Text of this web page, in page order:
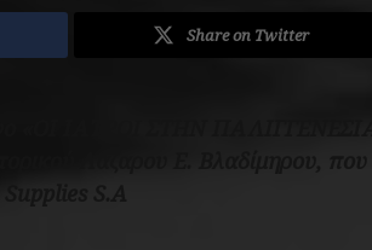
Share on Twitter